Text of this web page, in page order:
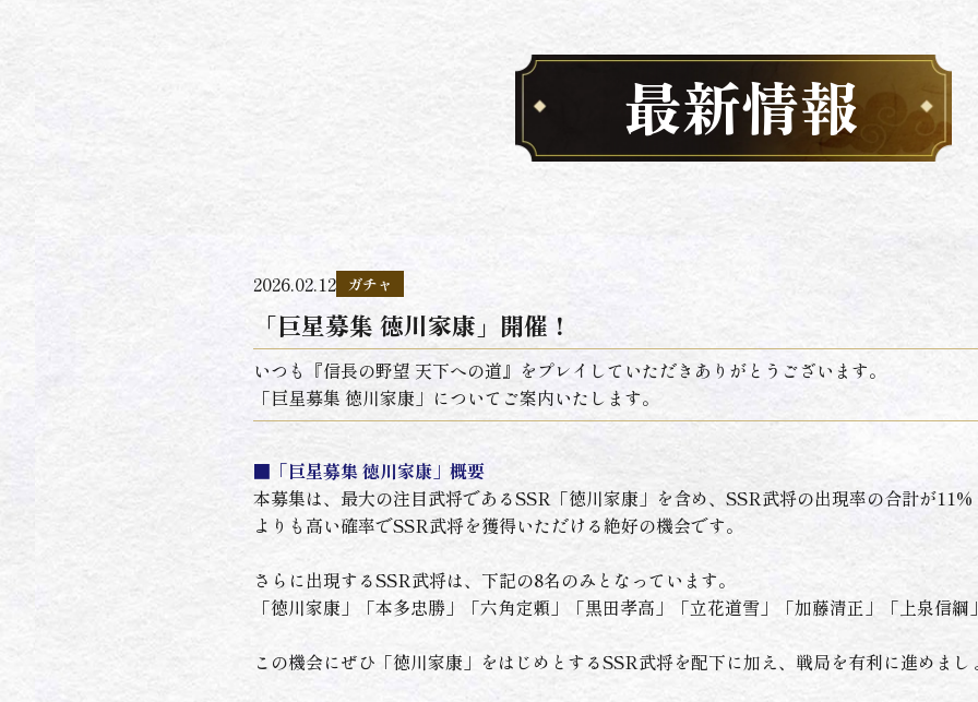
最新情報
2026.02.12 ガチャ
「巨星募集 徳川家康」開催！
いつも『信長の野望 天下への道』をプレイしていただきありがとうございます。
「巨星募集 徳川家康」についてご案内いたします。
■「巨星募集 徳川家康」概要
本募集は、最大の注目武将であるSSR「徳川家康」を含め、SSR武将の出現率の合計が
よりも高い確率でSSR武将を獲得いただける絶好の機会です。
さらに出現するSSR武将は、下記の8名のみとなっています。
「徳川家康」「本多忠勝」「六角定頼」「黒田孝高」「立花道雪」「加藤清正」「上泉信綱
この機会にぜひ「徳川家康」をはじめとするSSR武将を配下に加え、戦局を有利に進めまし